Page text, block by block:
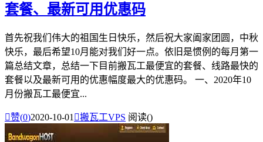
套餐、最新可用优惠码
首先祝我们伟大的祖国生日快乐，然后祝大家阖家团圆，中秋
快乐，最后希望10月能对我们好一点。依旧是惯例的每月第一
篇总结文章，总结一下目前搬瓦工最便宜的套餐、线路最快的
套餐以及最新可用的优惠幅度最大的优惠码。 一、2020年10
月份搬瓦工最便宜...
赞(0)2020-10-01 搬瓦工VPS 阅读()